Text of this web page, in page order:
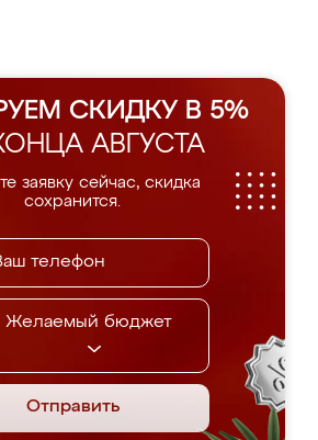
СКИДКУ В 5%
АВГУСТА
заявку сейчас, скидка
сохранится.
Желаемый бюджет
Отправить